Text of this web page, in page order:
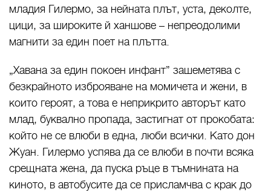
младия Гилермо, за нейната плът, уста, деколте,
цици, за широките й ханшове – непреодолими
магнити за един поет на плътта.
„Хавана за един покоен инфант” зашеметява с
безкрайното изброяване на момичета и жени, в
които героят, а това е неприкрито авторът като
млад, буквално пропада, застигнат от прокобата:
който не се влюби в една, люби всички. Като дон
Жуан. Гилермо успява да се влюби в почти всяка
срещната жена, да пуска ръце в тъмнината на
киното, в автобусите да се присламчва с крак до